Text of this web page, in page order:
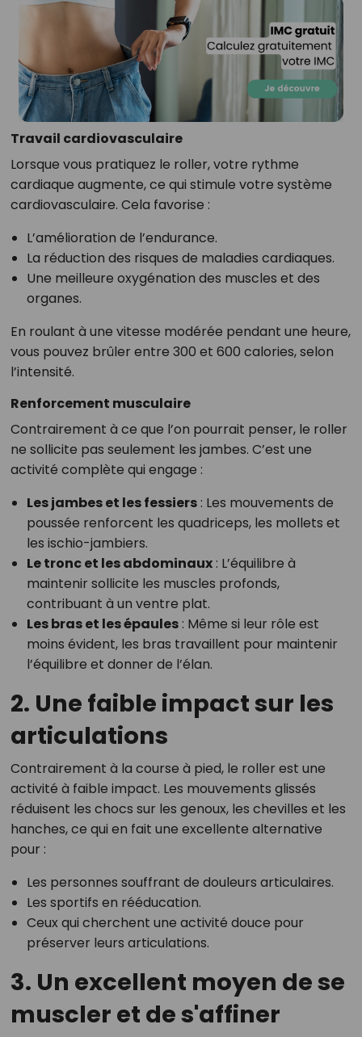
Travail cardiovasculaire
Lorsque vous pratiquez le roller, votre rythme
cardiaque augmente, ce qui stimule votre système
cardiovasculaire. Cela favorise :
L’amélioration de l’endurance.
La réduction des risques de maladies cardiaques.
Une meilleure oxygénation des muscles et des
organes.
En roulant à une vitesse modérée pendant une heure,
vous pouvez brûler entre 300 et 600 calories, selon
l’intensité.
Renforcement musculaire
Contrairement à ce que l’on pourrait penser, le roller
ne sollicite pas seulement les jambes. C’est une
activité complète qui engage :
Les jambes et les fessiers: Les mouvements de
poussée renforcent les quadriceps, les mollets et
les ischio-jambiers.
Le tronc et les abdominaux: L’équilibre à
maintenir sollicite les muscles profonds,
contribuant à un ventre plat.
Les bras et les épaules: Même si leur rôle est
moins évident, les bras travaillent pour maintenir
l’équilibre et donner de l’élan.
2. Une faible impact sur les
articulations
Contrairement à la course à pied, le roller est une
activité à faible impact. Les mouvements glissés
réduisent les chocs sur les genoux, les chevilles et les
hanches, ce qui en fait une excellente alternative
pour :
Les personnes souffrant de douleurs articulaires.
Les sportifs en rééducation.
Ceux qui cherchent une activité douce pour
préserver leurs articulations.
3. Un excellent moyen de se
muscler et de s'affiner